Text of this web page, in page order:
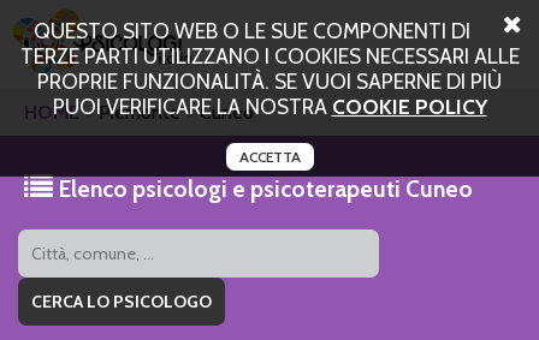
QUESTO SITO WEB O LE SUE COMPONENTI DI
TERZE PARTI UTILIZZANO I COOKIES NECESSARI ALLE
PROPRIE FUNZIONALITÀ. SE VUOI SAPERNE DI PIÙ
PUOI VERIFICARE LA NOSTRA COOKIE POLICY
ACCETTA
HOME Piemonte Cuneo
Elenco psicologi e psicoterapeuti Cuneo